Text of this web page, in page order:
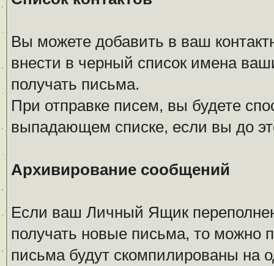
Вы можете добавить в ваш
внести в черный список имена
получать письма.
При отправке писем, вы будете
выпадающем списке, если вы до
Архивирование сообщений
Если ваш Личный Ящик
получать новые письма, то можно
письма будут скомпилированы на